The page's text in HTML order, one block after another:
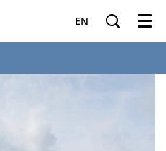
EN Menu